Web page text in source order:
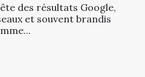
des résultats Google,
et souvent brandis